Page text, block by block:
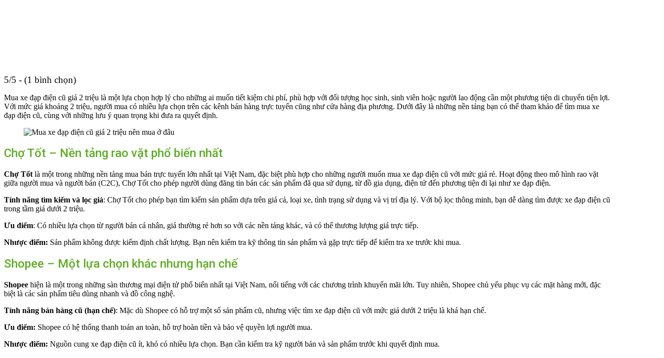
5/5 - (1 bình chọn)
Mua xe đạp điện cũ giá 2 triệu là một lựa chọn hợp lý cho những ai muốn tiết kiệm chi phí, phù hợp với đối tượng học sinh, sinh viên hoặc người lao động cần một phương tiện di chuyển tiện lợi.
Với mức giá khoảng 2 triệu, người mua có nhiều lựa chọn trên các kênh bán hàng trực tuyến cũng như cửa hàng địa phương. Dưới đây là những nền tảng bạn có thể tham khảo để tìm mua xe
đạp điện cũ, cùng với những lưu ý quan trọng khi đưa ra quyết định.
Chợ Tốt – Nền tảng rao vặt phổ biến nhất
Chợ Tốt là một trong những nền tảng mua bán trực tuyến lớn nhất tại Việt Nam, đặc biệt phù hợp cho những người muốn mua xe đạp điện cũ với mức giá rẻ. Hoạt động theo mô hình rao vặt
giữa người mua và người bán (C2C), Chợ Tốt cho phép người dùng đăng tin bán các sản phẩm đã qua sử dụng, từ đồ gia dụng, điện tử đến phương tiện đi lại như xe đạp điện.
Tính năng tìm kiếm và lọc giá: Chợ Tốt cho phép bạn tìm kiếm sản phẩm dựa trên giá cả, loại xe, tình trạng sử dụng và vị trí địa lý. Với bộ lọc thông minh, bạn dễ dàng tìm được xe đạp điện cũ
trong tầm giá dưới 2 triệu.
Ưu điểm: Có nhiều lựa chọn từ người bán cá nhân, giá thường rẻ hơn so với các nền tảng khác, và có thể thương lượng giá trực tiếp.
Nhược điểm: Sản phẩm không được kiểm định chất lượng. Bạn nên kiểm tra kỹ thông tin sản phẩm và gặp trực tiếp để kiểm tra xe trước khi mua.
Shopee – Một lựa chọn khác nhưng hạn chế
Shopee hiện là một trong những sàn thương mại điện tử phổ biến nhất tại Việt Nam, nổi tiếng với các chương trình khuyến mãi lớn. Tuy nhiên, Shopee chủ yếu phục vụ các mặt hàng mới, đặc
biệt là các sản phẩm tiêu dùng nhanh và đồ công nghệ.
Tính năng bán hàng cũ (hạn chế): Mặc dù Shopee có hỗ trợ một số sản phẩm cũ, nhưng việc tìm xe đạp điện cũ với mức giá dưới 2 triệu là khá hạn chế.
Ưu điểm: Shopee có hệ thống thanh toán an toàn, hỗ trợ hoàn tiền và bảo vệ quyền lợi người mua.
Nhược điểm: Nguồn cung xe đạp điện cũ ít, khó có nhiều lựa chọn. Bạn cần kiểm tra kỹ người bán và sản phẩm trước khi quyết định mua.